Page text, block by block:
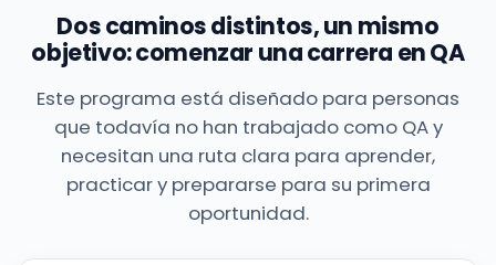
Dos caminos distintos, un mismo
objetivo:comenzar una carrera en QA
Este programa está diseñado para personas
que todavía no han trabajado como QA y
necesitan una ruta clara para aprender,
practicar y prepararse para su primera
oportunidad.